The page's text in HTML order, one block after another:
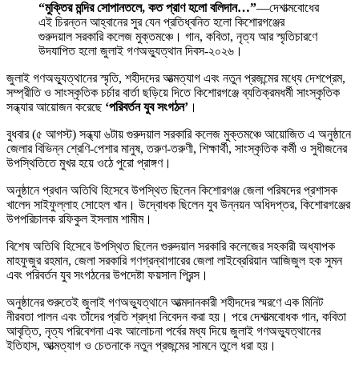
“মুক্তির মন্দির সোপানতলে, কত প্রাণ হলো বলিদান…”—দেশাত্মবোধের
এই চিরন্তন আহ্বানের সুর যেন প্রতিধ্বনিত হলো কিশোরগঞ্জের
গুরুদয়াল সরকারি কলেজ মুক্তমঞ্চে। গান, কবিতা, নৃত্য আর স্মৃতিচারণে
উদযাপিত হলো জুলাই গণঅভ্যুত্থান দিবস-২০২৬।
জুলাই গণঅভ্যুত্থানের স্মৃতি, শহীদদের আত্মত্যাগ এবং নতুন প্রজন্মের মধ্যে দেশপ্রেম,
সম্প্রীতি ও সাংস্কৃতিক চর্চার বার্তা ছড়িয়ে দিতে কিশোরগঞ্জে ব্যতিক্রমধর্মী সাংস্কৃতিক
সন্ধ্যার আয়োজন করেছে ‘পরিবর্তন যুব সংগঠন’ ।
বুধবার (৫ আগস্ট) সন্ধ্যা ৬টায় গুরুদয়াল সরকারি কলেজ মুক্তমঞ্চে আয়োজিত এ অনুষ্ঠানে
জেলার বিভিন্ন শ্রেণি-পেশার মানুষ, তরুণ-তরুণী, শিক্ষার্থী, সাংস্কৃতিক কর্মী ও সুধীজনের
উপস্থিতিতে মুখর হয়ে ওঠে পুরো প্রাঙ্গণ।
অনুষ্ঠানে প্রধান অতিথি হিসেবে উপস্থিত ছিলেন কিশোরগঞ্জ জেলা পরিষদের প্রশাসক
খালেদ সাইফুল্লাহ সোহেল খান। উদ্বোধক ছিলেন যুব উন্নয়ন অধিদপ্তর, কিশোরগঞ্জের
উপপরিচালক রফিকুল ইসলাম শামীম।
বিশেষ অতিথি হিসেবে উপস্থিত ছিলেন গুরুদয়াল সরকারি কলেজের সহকারী অধ্যাপক
মাহফুজুর রহমান, জেলা সরকারি গণগ্রন্থাগারের জেলা লাইব্রেরিয়ান আজিজুল হক সুমন
এবং পরিবর্তন যুব সংগঠনের উপদেষ্টা ফয়সাল প্রিন্স।
অনুষ্ঠানের শুরুতেই জুলাই গণঅভ্যুত্থানে আত্মদানকারী শহীদদের স্মরণে এক মিনিট
নীরবতা পালন এবং তাঁদের প্রতি শ্রদ্ধা নিবেদন করা হয়। পরে দেশাত্মবোধক গান, কবিতা
আবৃত্তি, নৃত্য পরিবেশনা এবং আলোচনা পর্বের মধ্য দিয়ে জুলাই গণঅভ্যুত্থানের
ইতিহাস, আত্মত্যাগ ও চেতনাকে নতুন প্রজন্মের সামনে তুলে ধরা হয়।